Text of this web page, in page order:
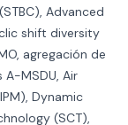
Advanced
shift diversity
agregación de
MSDU, Air
Dynamic
(SCT),